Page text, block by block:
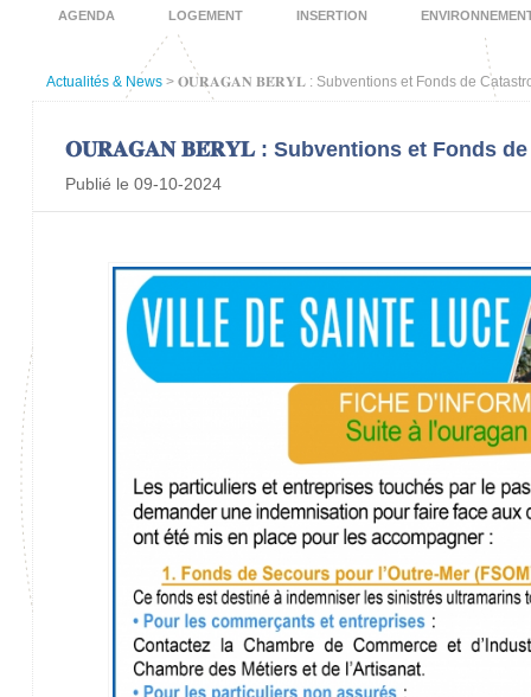
AGENDA LOGEMENT INSERTION
Actualités & News > 𝐎𝐔𝐑𝐀𝐆𝐀𝐍 𝐁𝐄́𝐑𝐘𝐋 : Subventions et Fonds de
𝐎𝐔𝐑𝐀𝐆𝐀𝐍 𝐁𝐄́𝐑𝐘𝐋 : Subventions et Fonds de
Publié le 09-10-2024